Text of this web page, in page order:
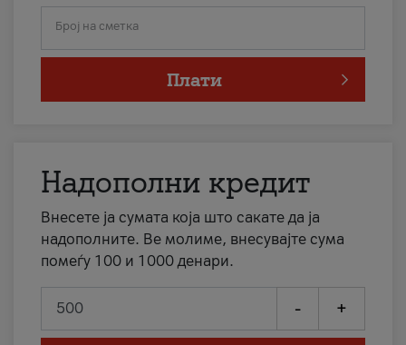
Број на сметка
Плати
Надополни кредит
Внесете ја сумата која што сакате да ја
надополните. Ве молиме, внесувајте сума
помеѓу 100 и 1000 денари.
- +